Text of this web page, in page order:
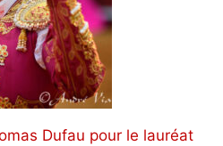
Dufau pour le lauréat